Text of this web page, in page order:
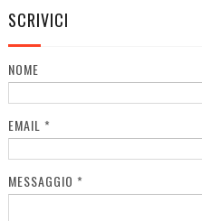
SCRIVICI
NOME
EMAIL *
MESSAGGIO *